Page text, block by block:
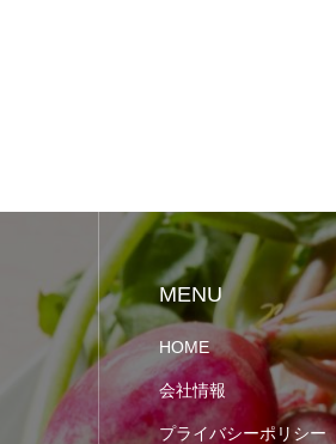
MENU
HOME
会社情報
プライバシーポリシー